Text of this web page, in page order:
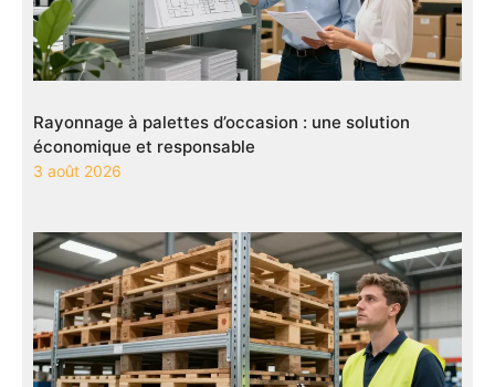
Rayonnage à palettes d’occasion : une solution
économique et responsable
3 août 2026